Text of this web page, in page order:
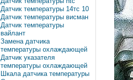
Датчик температуры 14тс 10
Датчик температуры висман
Датчик температуры
вайлант
Замена датчика
температуры охлаждающей
Датчик указателя
температуры охлаждающей
Шкала датчика температуры